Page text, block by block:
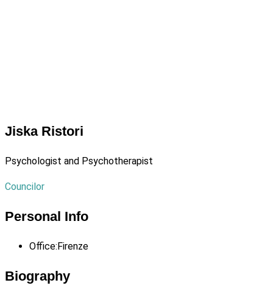
Jiska Ristori
Psychologist and Psychotherapist
Councilor
Personal Info
Office: Firenze
Biography